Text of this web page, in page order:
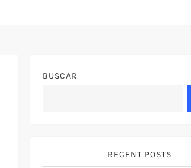
BUSCAR
RECENT POSTS